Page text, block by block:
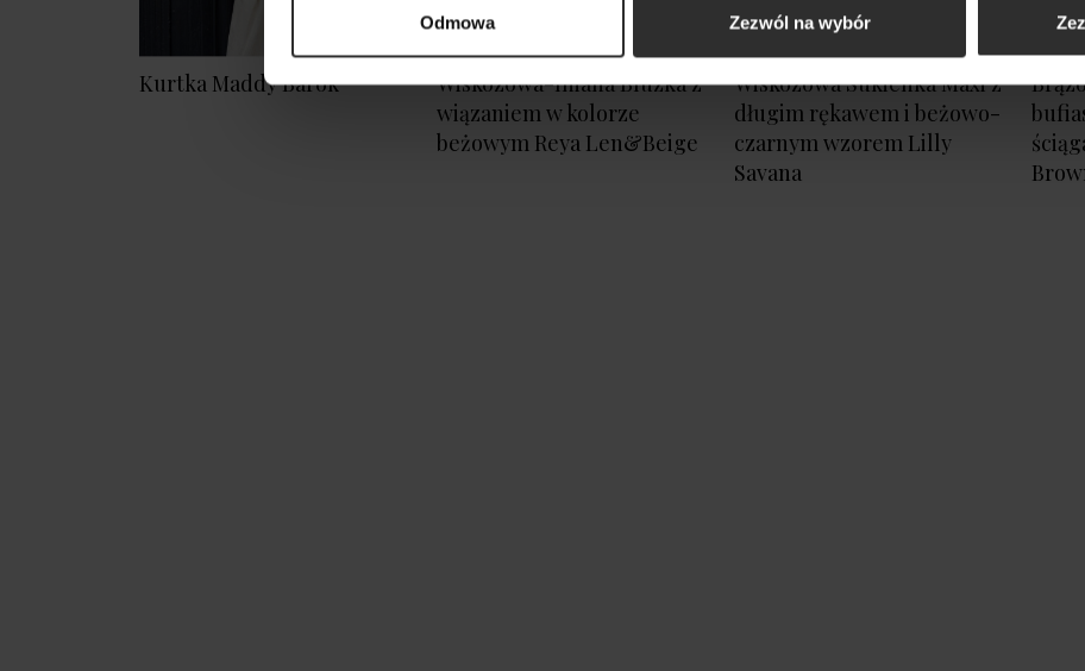
Odmowa Zezwól na wybór
Kurtka Maddy Barok
Wiskozowa-lniana Bluzka z
wiązaniem w kolorze
beżowym Reya Len&Beige
Wiskozowa Sukienka Maxi z
długim rękawem i beżowo-
czarnym wzorem Lilly
Savana